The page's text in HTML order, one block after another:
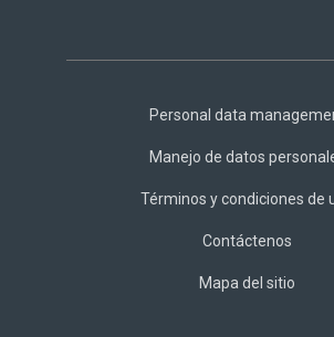
Footer
Personal data
Manejo de datos
Términos y condiciones de
Contáctenos
Mapa del sitio